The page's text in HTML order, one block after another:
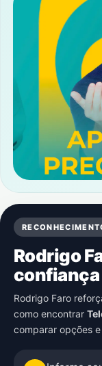
Rodrigo
confiança
Rodrigo Faro
como encontrar
comparar opções